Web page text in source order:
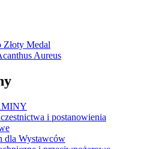
Medal
Aureus
i postanowienia
dla Wystawców